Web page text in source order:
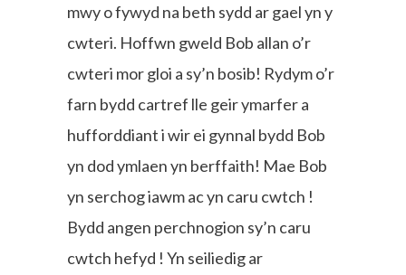
mwy o fywyd na beth sydd ar gael yn y
cwteri. Hoffwn gweld Bob allan o’r
cwteri mor gloi a sy’n bosib! Rydym o’r
farn bydd cartref lle geir ymarfer a
hufforddiant i wir ei gynnal bydd Bob
yn dod ymlaen yn berffaith! Mae Bob
yn serchog iawm ac yn caru cwtch !
Bydd angen perchnogion sy’n caru
cwtch hefyd ! Yn seiliedig ar